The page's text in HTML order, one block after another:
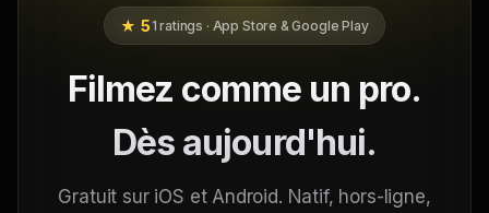
★ 51 ratings · App Store & Google Play
Filmez comme un pro.
Dès aujourd'hui.
Gratuit sur iOS et Android. Natif, hors-ligne,